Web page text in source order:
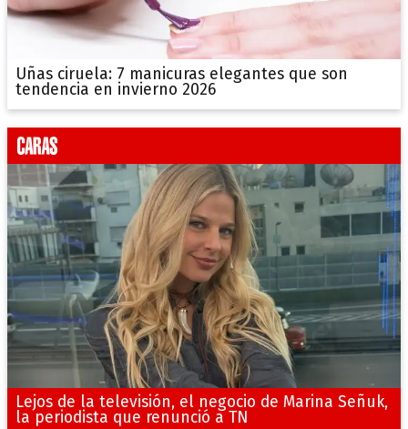
Uñas ciruela: 7 manicuras elegantes que son
tendencia en invierno 2026
Lejos de la televisión, el negocio de Marina Señuk,
la periodista que renunció a TN